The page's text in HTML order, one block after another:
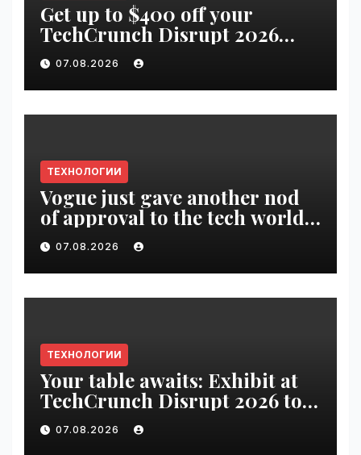
Get up to $400 off your
TechCrunch Disrupt 2026
pass until tomorrow |
VseTime.ru
07.08.2026
ТЕХНОЛОГИИ
Vogue just gave another nod
of approval to the tech world |
VseTime.ru
07.08.2026
ТЕХНОЛОГИИ
Your table awaits: Exhibit at
TechCrunch Disrupt 2026 to
be seen by thousands |
VseTime.ru
07.08.2026